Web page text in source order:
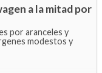
a la mitad por
por aranceles y
modestos y